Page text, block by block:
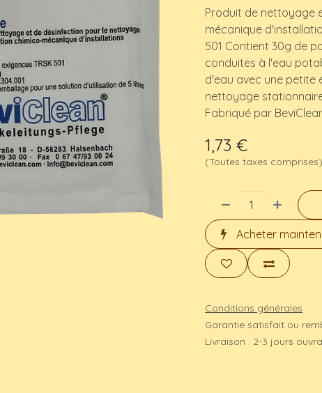
Produit de nettoyage
mécanique
501 Contient 30g de
conduites à l'eau
d'eau avec une petite
nettoyage
Fabriqué par
1,73 €
(Toutes taxes comprises)
Acheter
Conditions générales
Garantie satisfait ou
Livraison : 2-3 jours